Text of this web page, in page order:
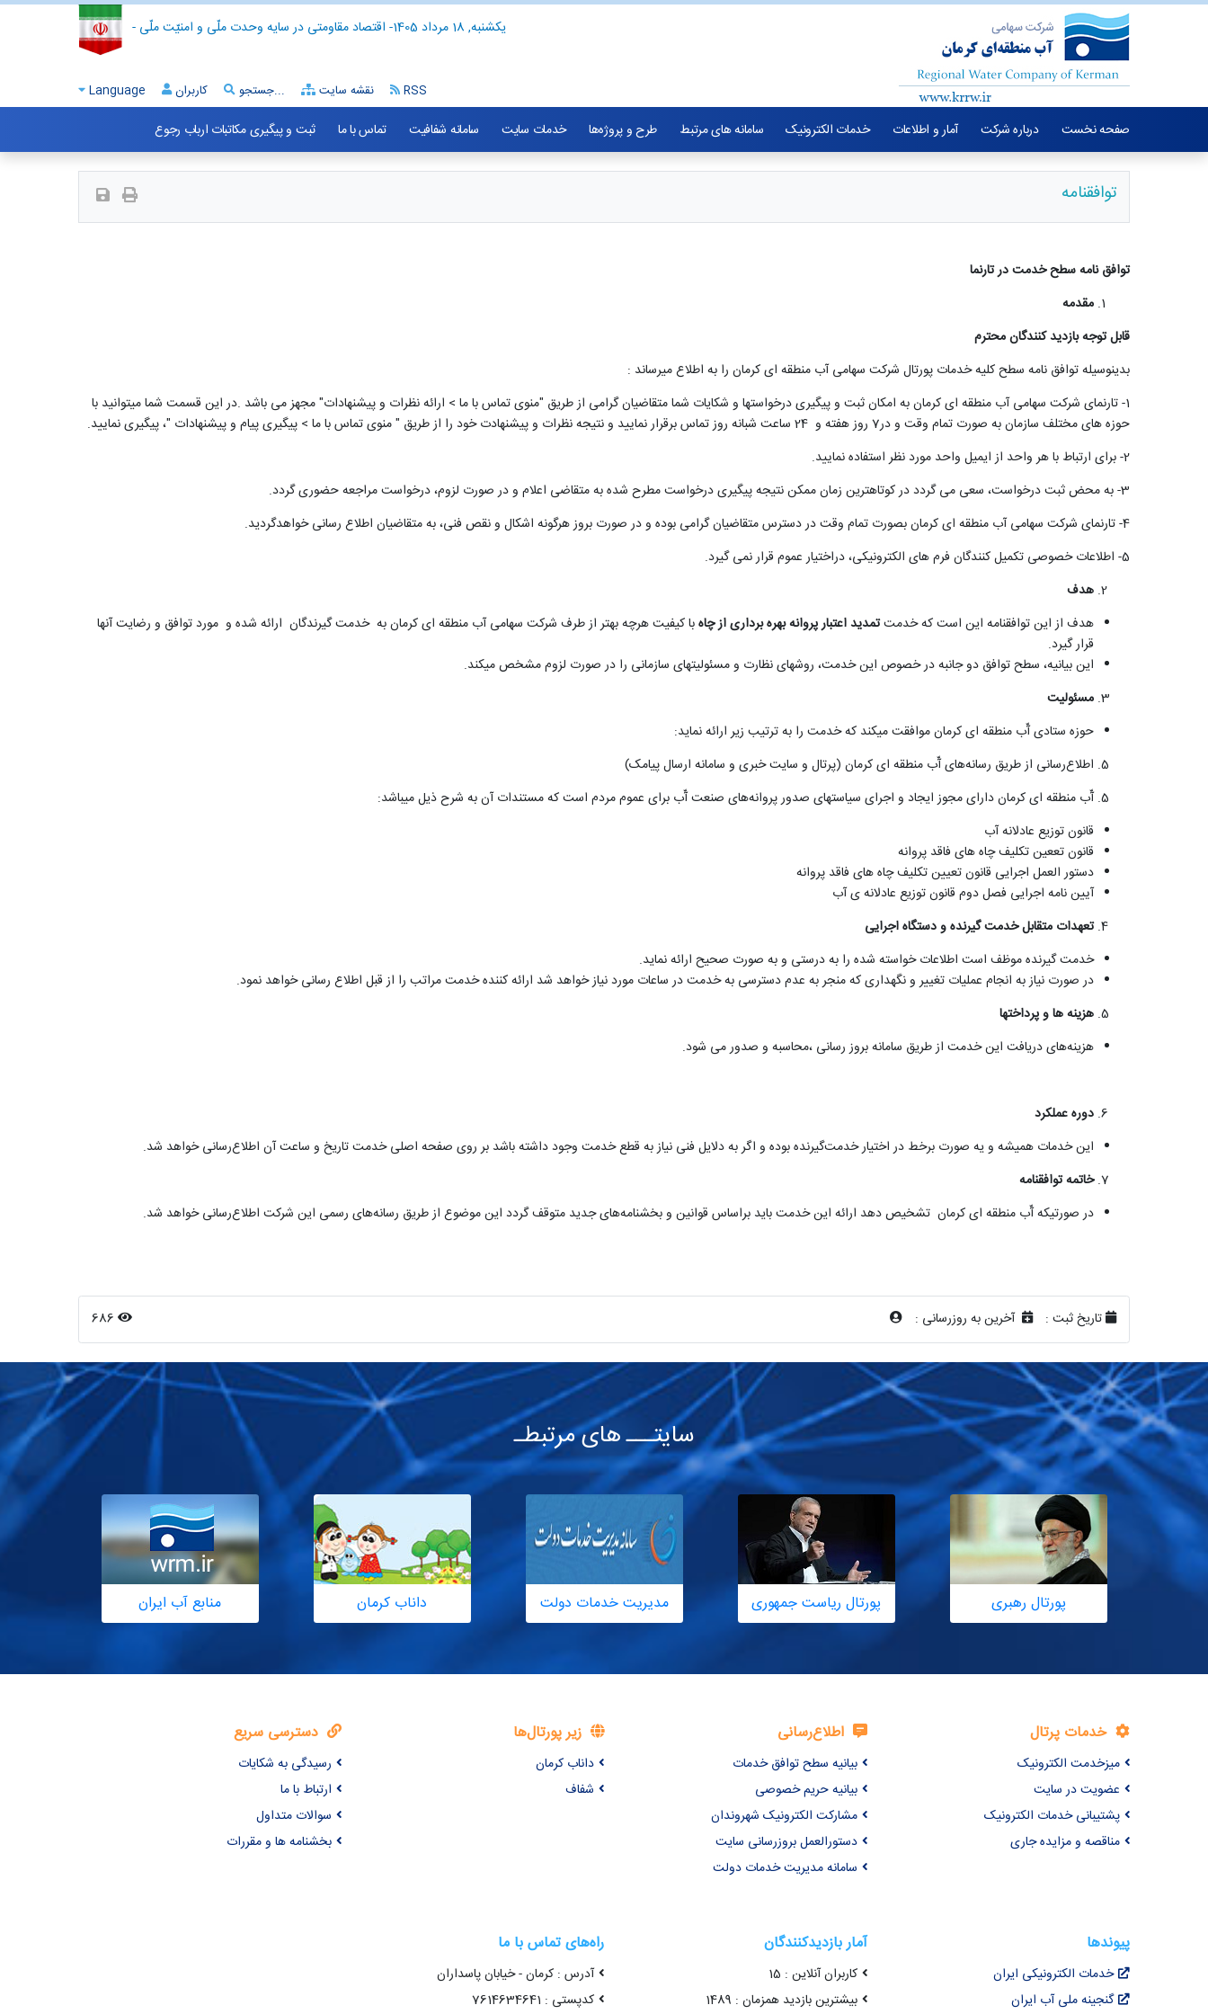
- اقتصاد مقاومتی در سایه وحدت ملّی و امنیّت ملّی - یکشنبه, 18 مرداد 1405
Language کاربران جستجو... نقشه سایت RSS
صفحه نخست درباره شرکت آمار و اطلاعات خدمات الکترونیک سامانه های مرتبط طرح و پروژه‌ها خدمات سایت سامانه شفافیت تماس با ما ثبت و پیگیری مکاتبات ارباب رجوع
توافقنامه
توافق نامهسطحخدمتدرتارنما
مقدمه
قابل توجه بازدید کنندگان محترم
بدینوسیله توافق نامه سطح کلیه خدمات پورتال شرکت سهامی آب منطقه ای کرمان را به اطلاع میرساند :
1- تارنمای شرکت سهامی آب منطقه ای کرمان به امکان ثبت و پیگیری درخواستها و شکایات شما متقاضیان گرامی از طریق
"منوی تماس با ما > ارائه نظرات و پیشنهادات" مجهز می باشد .در این قسمت شما میتوانید با
حوزه های مختلف سازمان به صورت تمام وقت و در7 روز هفته و 24 ساعت شبانه روز تماس برقرار نمایید و نتیجه نظرات و پیشنهادت خود را از طریق
"منوی تماس با ما > پیگیری پیام و پیشنهادات "، پیگیری نمایید.
2- برای ارتباط با هر واحد از ایمیل واحد مورد نظر استفاده نمایید
.
3- به محض ثبت درخواست، سعی می گردد در کوتاهترین زمان ممکن نتیجه پیگیری درخواست مطرح شده به متقاضی اعلام و در صورت لزوم، درخواست مراجعه حضوری گردد
.
4- تارنمای شرکت سهامی آب منطقه ای کرمان بصورت تمام وقت در دسترس متقاضیان گرامی بوده و در صورت بروز هرگونه اشکال و نقص فنی، به متقاضیان اطلاع رسانی خواهدگردید
.
5- اطلاعات خصوصی تکمیل کنندگان فرم های الکترونیکی، دراختیار عموم قرار نمی گیرد
.
هدف
هدف از این توافقنامه این است که خدمتتمدید اعتبار پروانه بهره برداری از چاهبا کیفیت هرچه بهتر از طرف شرکت سهامی آب منطقه ای کرمان به خدمت گیرندگان ارائه شده و مورد توافق و رضایت آنها
قرار گیرد.
این بیانیه، سطح توافق دو جانبه در خصوص این خدمت، روش­های نظارت و مسئولیت­های سازمانی را در صورت لزوم مشخص می­کند.
مسئولیت­
حوزه ستادی آّب منطقه ای کرمان موافقت می­کند که خدمت را به ترتیب زیر ارائه نماید:
اطلاع‌رسانی از طریق رسانه‌های آّب منطقه ای کرمان (پرتال و سایت خبری و سامانه ارسال پیامک)
آّب منطقه ای کرمان دارای مجوز ایجاد و اجرای سیاست­های صدور پروانه‌های صنعت آّب برای عموم مردم است که مستندات آن به شرح ذیل می­باشد:
قانون توزیع عادلانه آب
قانون تععین تکلیف چاه های فاقد پروانه
دستور العمل اجرایی قانون تعیین تکلیف چاه های فاقد پروانه
آیین نامه اجرایی فصل دوم قانون توزیع عادلانه ی آب
تعهدات متقابل خدمت­ گیرنده و دستگاه اجرایی
خدمت گیرنده موظف است اطلاعات خواسته شده را به درستی و به صورت صحیح ارائه نماید.
در صورت نیاز به انجام عملیات تغییر و نگهداری که منجر به عدم دسترسی به خدمت در ساعات مورد نیاز خواهد شد ارائه کننده خدمت مراتب را از قبل اطلاع رسانی خواهد نمود.
هزینه­ ها و پرداخت­ها
هزینه‌های دریافت این خدمت از طریق سامانه بروز رسانی ،محاسبه و صدور می شود.
دوره عملکرد
این خدمات همیشه و یه صورت برخط در اختیار خدمت‌گیرنده بوده و اگر به دلایل فنی نیاز به قطع خدمت وجود داشته باشد بر روی صفحه اصلی خدمت تاریخ و ساعت آن اطلاع‌رسانی خواهد شد.
خاتمه توافقنامه
در صورتیکه آّب منطقه ای کرمان تشخیص دهد ارائه این خدمت باید براساس قوانین و بخشنامه‌های جدید متوقف گردد این موضوع از طریق رسانه‌های رسمی این شرکت اطلاع‌رسانی خواهد شد.
تاریخ ثبت : آخرین به روزرسانی : 686
سایتـــ های مرتبطـ
پورتال رهبری پورتال ریاست جمهوری مدیریت خدمات دولت داناب کرمان منابع آب ایران
خدمات پرتال
میزخدمت الکترونیک
عضویت در سایت
پشتیبانی خدمات الکترونیک
مناقصه و مزایده جاری
اطلاع‌رسانی
بیانیه سطح توافق خدمات
بیانیه حریم خصوصی
مشارکت الکترونیک شهروندان
دستورالعمل بروزرسانی سایت
سامانه مدیریت خدمات دولت
زیر پورتال‌ها
داناب کرمان
شفاف
دسترسی سریع
رسیدگی به شکایات
ارتباط با ما
سوالات متداول
بخشنامه ها و مقررات
پیوندها
خدمات الکترونیکی ایران
گنجینه ملی آب ایران
آمار بازدیدکنندگان
کاربران آنلاین : 15
بیشترین بازدید همزمان : 1489
راه‌های تماس با ما
آدرس : کرمان - خیابان پاسداران
کدپستی : 7614634641